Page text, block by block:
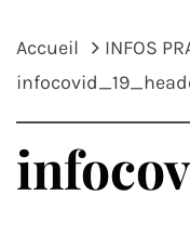
Accueil
INFOS